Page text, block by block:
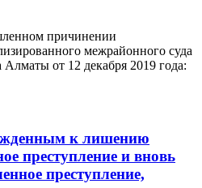
причинении
межрайонного суда
от 12 декабря 2019 года:
к лишению
преступление и вновь
преступление,